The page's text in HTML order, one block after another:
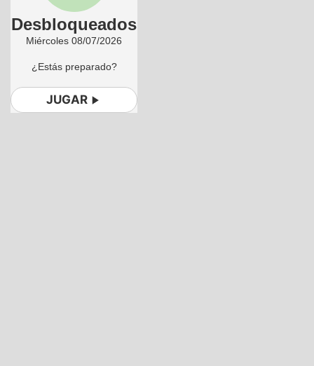
Desbloqueados
Miércoles 08/07/2026
¿Estás preparado?
JUGAR